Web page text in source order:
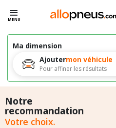
MENU
Ma dimension
Ajoutermon véhicule
Pour affiner les résultats
Notre
recommandation
Votre choix.